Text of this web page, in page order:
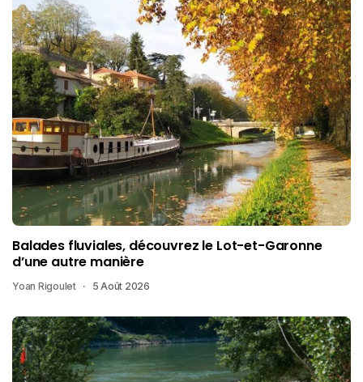
Balades fluviales, découvrez le Lot-et-Garonne
d’une autre manière
Yoan Rigoulet 5 Août 2026